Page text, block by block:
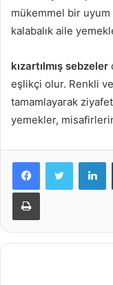
mükemmel bir
kalabalık aile
kızartılmış sebzeler
eşlikçi olur. Renkli
tamamlayarak
yemekler,
Yazdır